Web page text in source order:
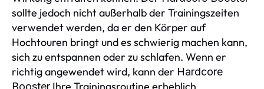
sollte jedoch nicht außerhalb der Trainingszeiten
verwendet werden, da er den Körper auf
Hochtouren bringt und es schwierig machen kann,
sich zu entspannen oder zu schlafen. Wenn er
richtig angewendet wird, kann der Hardcore
Booster Ihre Trainingsroutine erheblich